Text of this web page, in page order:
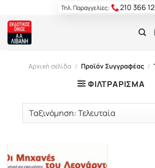
content
Τηλ. Παραγγελίες: 210 366
Αρχική σελίδα / Προϊόν Συγγραφέας /
ΦΙΛΤΡΆΡΙΣΜΑ